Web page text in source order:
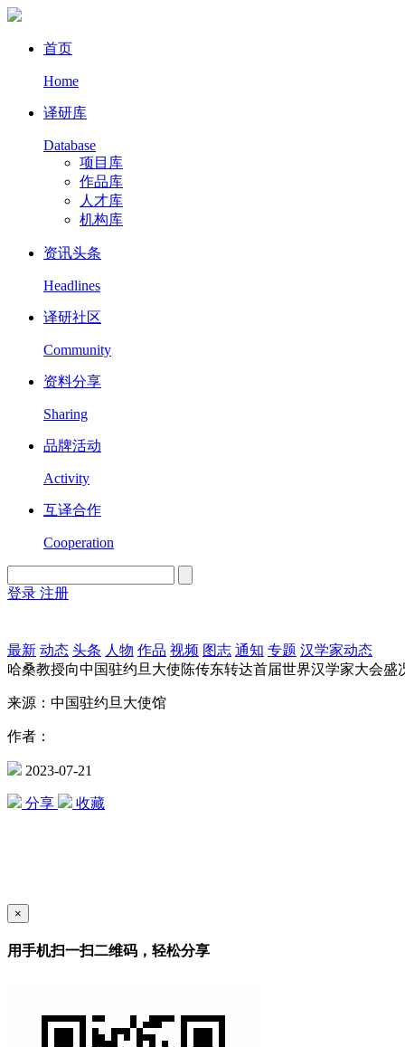
首页
Home
译研库
Database
项目库
作品库
人才库
机构库
资讯头条
Headlines
译研社区
Community
资料分享
Sharing
品牌活动
Activity
互译合作
Cooperation
登录 注册
最新 动态 头条 人物 作品 视频 图志 通知 专题 汉学家动态
哈桑教授向中国驻约旦大使陈传东转达首届世界汉学家大会盛
来源：中国驻约旦大使馆
作者：
2023-07-21
分享 收藏
×
用手机扫一扫二维码，轻松分享